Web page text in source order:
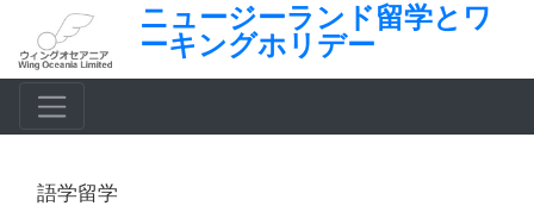
ニュージーランド留学とワ
ーキングホリデー
語学留学